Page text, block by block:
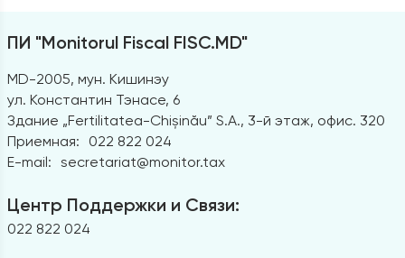
ПИ "Monitorul Fiscal FISC.MD"
MD-2005, мун. Кишинэу
ул. Константин Тэнасе, 6
Здание „Fertilitatea-Chișinău” S.A., 3-й этаж, офис. 320
Приемная:
022 822 024
E-mail: secretariat@monitor.tax
Центр Поддержки и Связи:
022 822 024